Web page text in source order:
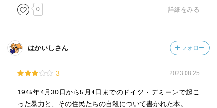
0 詳細をみる
はかいしさん フォロー
3 2023.08.25
1945年4月30日から5月4日までのドイツ・デミーンで起こ
った暴力と、その住民たちの自殺について書かれた本。